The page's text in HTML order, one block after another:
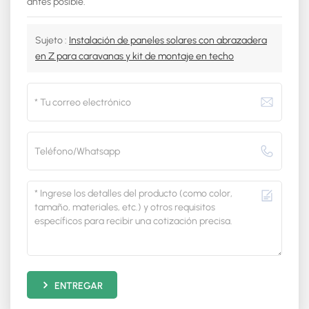
Sujeto : Instalación de paneles solares con abrazadera
en Z para caravanas y kit de montaje en techo
ENTREGAR